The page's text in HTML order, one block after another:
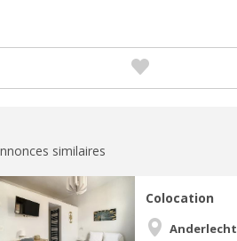
similaires
Colocation
Anderlecht